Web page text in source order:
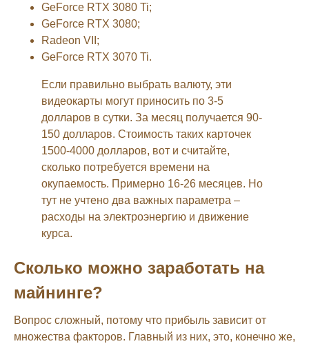
GeForce RTX 3080 Ti;
GeForce RTX 3080;
Radeon VII;
GeForce RTX 3070 Ti.
Если правильно выбрать валюту, эти
видеокарты могут приносить по 3-5
долларов в сутки. За месяц получается 90-
150 долларов. Стоимость таких карточек
1500-4000 долларов, вот и считайте,
сколько потребуется времени на
окупаемость. Примерно 16-26 месяцев. Но
тут не учтено два важных параметра –
расходы на электроэнергию и движение
курса.
Сколько можно заработать на
майнинге?
Вопрос сложный, потому что прибыль зависит от
множества факторов. Главный из них, это, конечно же,